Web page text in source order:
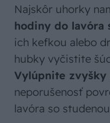
Najskôr uhorky
hodiny do lavóra
ich kefkou alebo
hubky vyčistite
Vylúpnite zvyšky
neporušenosť
lavóra so